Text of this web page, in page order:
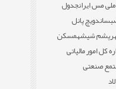
مس ایرانجدول
ساندویچ پانل
پشم شیشهمسکن
کل امور مالیاتی
صنعتی